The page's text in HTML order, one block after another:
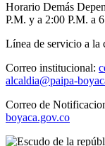
Horario Demás
P.M. y a 2:00 P.M. a
Línea de servicio a la
Correo institucional:
alcaldia@paipa-
Correo de
boyaca.gov.co